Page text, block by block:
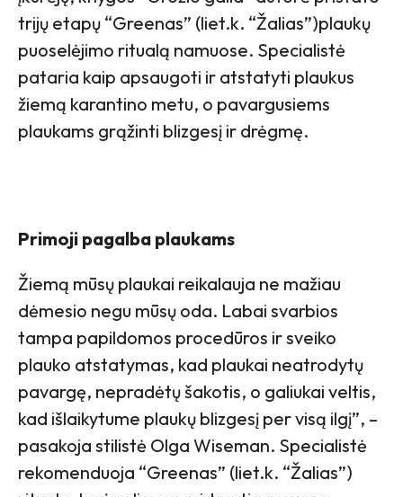
trijų etapų “Greenas” (liet.k. “Žalias”)plaukų
puoselėjimo ritualą namuose. Specialistė
pataria kaip apsaugoti ir atstatyti plaukus
žiemą karantino metu, o pavargusiems
plaukams grąžinti blizgesį ir drėgmę.
Primoji pagalba plaukams
Žiemą mūsų plaukai reikalauja ne mažiau
dėmesio negu mūsų oda. Labai svarbios
tampa papildomos procedūros ir sveiko
plauko atstatymas, kad plaukai neatrodytų
pavargę, nepradėtų šakotis, o galiukai veltis,
kad išlaikytume plaukų blizgesį per visą ilgį”, –
pasakoja stilistė Olga Wiseman. Specialistė
rekomenduoja “Greenas” (liet.k. “Žalias”)